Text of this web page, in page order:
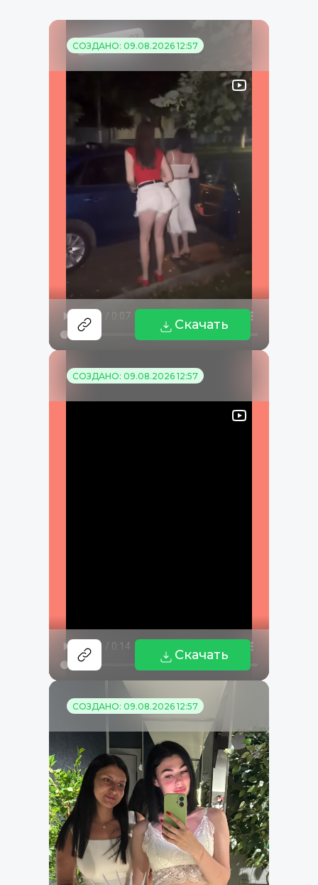
СОЗДАНО: 09.08.2026 12:57
Скачать
СОЗДАНО: 09.08.2026 12:57
Скачать
СОЗДАНО: 09.08.2026 12:57